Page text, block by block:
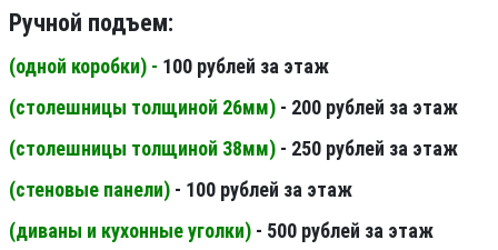
Ручной подъем:
(одной коробки) - 100 рублей за этаж
(столешницы толщиной 26мм) - 200 рублей за этаж
(столешницы толщиной 38мм) - 250 рублей за этаж
(стеновые панели) - 100 рублей за этаж
(диваны и кухонные уголки) - 500 рублей за этаж